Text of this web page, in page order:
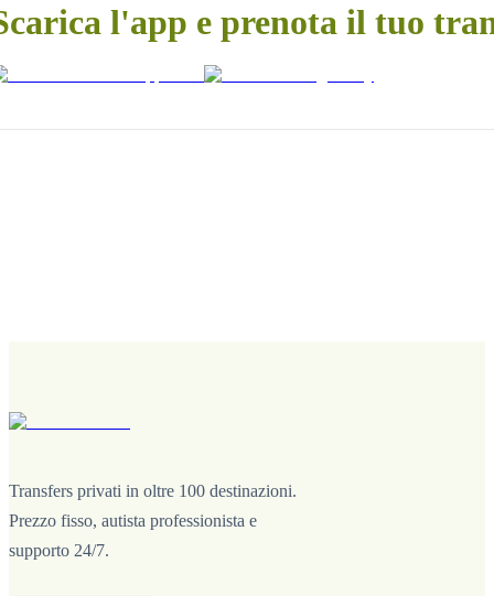
l'app e prenota il tuo
Transfers privati in oltre 100 destinazioni.
Prezzo fisso, autista professionista e
supporto 24/7.